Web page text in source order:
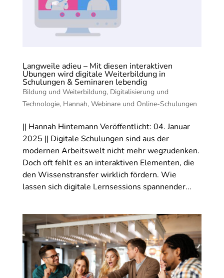
Langweile adieu – Mit diesen interaktiven
Übungen wird digitale Weiterbildung in
Schulungen & Seminaren lebendig
Bildung und Weiterbildung, Digitalisierung und
Technologie, Hannah, Webinare und Online-Schulungen
|| Hannah Hintemann Veröffentlicht: 04. Januar
2025 || Digitale Schulungen sind aus der
modernen Arbeitswelt nicht mehr wegzudenken.
Doch oft fehlt es an interaktiven Elementen, die
den Wissenstransfer wirklich fördern. Wie
lassen sich digitale Lernsessions spannender...